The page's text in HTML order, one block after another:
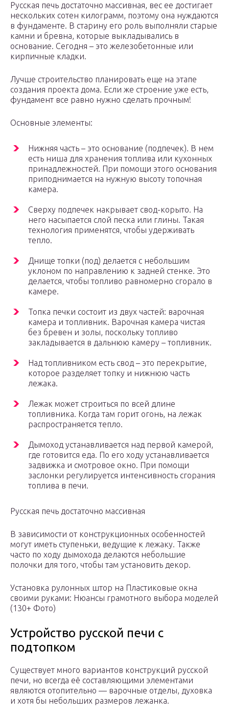
Русская печь достаточно массивная, вес ее достигает
нескольких сотен килограмм, поэтому она нуждаются
в фундаменте. В старину его роль выполняли старые
камни и бревна, которые выкладывались в
основание. Сегодня – это железобетонные или
кирпичные кладки.
Лучше строительство планировать еще на этапе
создания проекта дома. Если же строение уже есть,
фундамент все равно нужно сделать прочным!
Основные элементы:
Нижняя часть – это основание (подпечек). В нем
есть ниша для хранения топлива или кухонных
принадлежностей. При помощи этого основания
приподнимается на нужную высоту топочная
камера.
Сверху подпечек накрывает свод-корыто. На
него насыпается слой песка или глины. Такая
технология применятся, чтобы удерживать
тепло.
Днище топки (под) делается с небольшим
уклоном по направлению к задней стенке. Это
делается, чтобы топливо равномерно сгорало в
камере.
Топка печки состоит из двух частей: варочная
камера и топливник. Варочная камера чистая
без бревен и золы, поскольку топливо
закладывается в дальнюю камеру – топливник.
Над топливником есть свод – это перекрытие,
которое разделяет топку и нижнюю часть
лежака.
Лежак может строиться по всей длине
топливника. Когда там горит огонь, на лежак
распространяется тепло.
Дымоход устанавливается над первой камерой,
где готовится еда. По его ходу устанавливается
задвижка и смотровое окно. При помощи
заслонки регулируется интенсивность сгорания
топлива в печи.
Русская печь достаточно массивная
В зависимости от конструкционных особенностей
могут иметь ступеньки, ведущие к лежаку. Также
часто по ходу дымохода делаются небольшие
полочки для того, чтобы там установить декор.
Установка рулонных штор на Пластиковые окна
своими руками: Нюансы грамотного выбора моделей
(130+ Фото)
Устройство русской печи с
подтопком
Существует много вариантов конструкций русской
печи, но всегда её составляющими элементами
являются отопительно — варочные отделы, духовка
и хотя бы небольших размеров лежанка.